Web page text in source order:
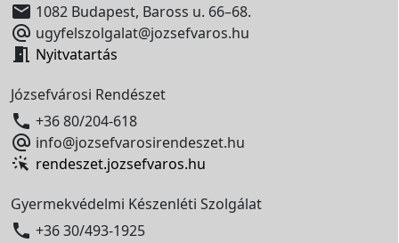
 1082 Budapest, Baross u. 66–68.
 ugyfelszolgalat@jozsefvaros.hu
 Nyitvatartás
Józsefvárosi Rendészet
 +36 80/204-618
 info@jozsefvarosirendeszet.hu
rendeszet.jozsefvaros.hu
Gyermekvédelmi Készenléti Szolgálat
 +36 30/493-1925